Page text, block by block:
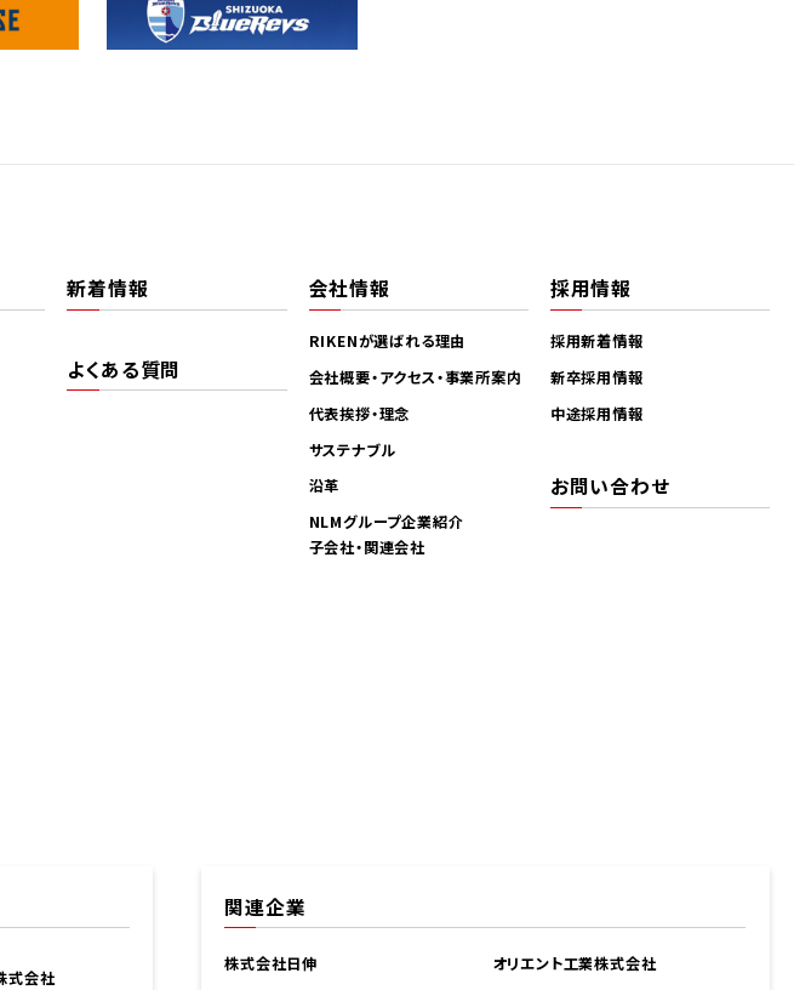
新着情報
よくある質問
会社情報
RIKENが選ばれる理由
会社概要・アクセス・事業所案内
代表挨拶・理念
サステナブル
沿革
NLMグループ企業紹介
子会社・関連会社
採用情報
採用新着情報
新卒採用情報
中途採用情報
お問い合わせ
式会社
関連企業
株式会社日伸 オリエント工業株式会社